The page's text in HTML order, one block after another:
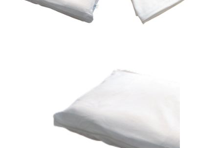
SENG PureCurve hovedpude 38x50 cm